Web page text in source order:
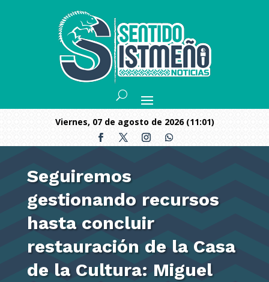
viernes, 07 de agosto de 2026 (11:01)
Seguiremos
gestionando recursos
hasta concluir
restauración de la Casa
de la Cultura: Miguel